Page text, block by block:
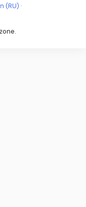
(RU) ·